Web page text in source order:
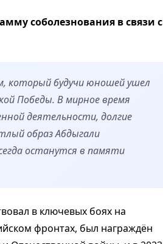
соболезнования в связи с
который будучи юношей ушел
Победы. В мирное время
деятельности, долгие
образ Абдыгали
останутся в памяти
в ключевых боях на
фронтах, был награждён